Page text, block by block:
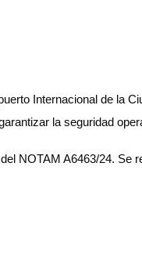
Internacional de la
la seguridad
NOTAM A6463/24. Se